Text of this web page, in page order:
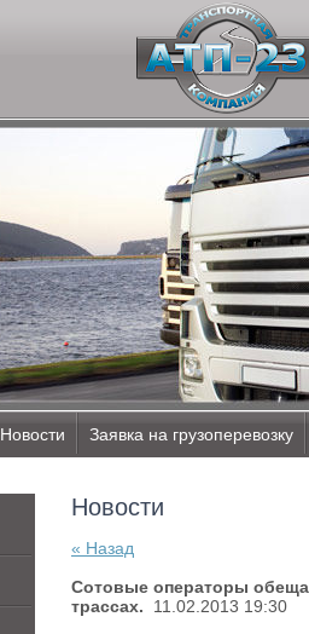
Новости Заявка на грузоперевозку
Новости
« Назад
Сотовые операторы
трассах. 11.02.2013 19:30